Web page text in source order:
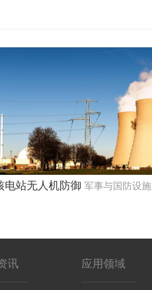
电站无人机防御 军事与国防设施
讯 应用领域